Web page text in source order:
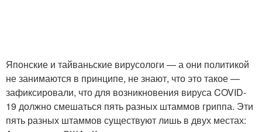
Японские и тайваньские вирусологи — а они политикой
не занимаются в принципе, не знают, что это такое —
зафиксировали, что для возникновения вируса COVID-
19 должно смешаться пять разных штаммов гриппа. Эти
пять разных штаммов существуют лишь в двух местах: